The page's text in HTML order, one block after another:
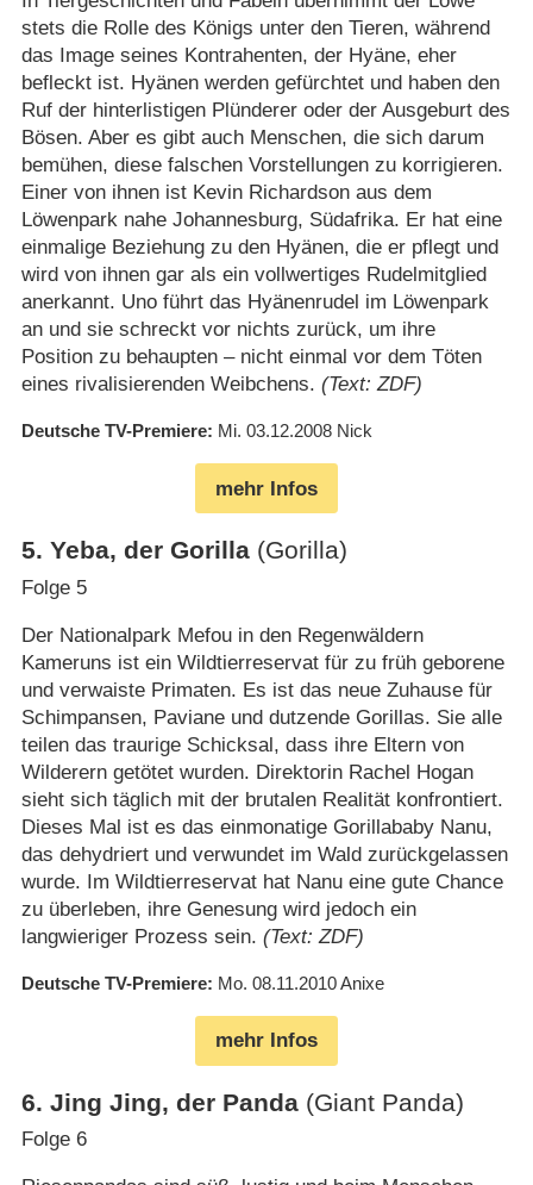
stets die Rolle des Königs unter den Tieren, während
das Image seines Kontrahenten, der Hyäne, eher
befleckt ist. Hyänen werden gefürchtet und haben den
Ruf der hinterlistigen Plünderer oder der Ausgeburt des
Bösen. Aber es gibt auch Menschen, die sich darum
bemühen, diese falschen Vorstellungen zu korrigieren.
Einer von ihnen ist Kevin Richardson aus dem
Löwenpark nahe Johannesburg, Südafrika. Er hat eine
einmalige Beziehung zu den Hyänen, die er pflegt und
wird von ihnen gar als ein vollwertiges Rudelmitglied
anerkannt. Uno führt das Hyänenrudel im Löwenpark
an und sie schreckt vor nichts zurück, um ihre
Position zu behaupten – nicht einmal vor dem Töten
eines rivalisierenden Weibchens. (Text: ZDF)
Deutsche TV-Premiere Mi. 03.12.2008 Nick
mehr Infos
5. Yeba, der Gorilla (Gorilla)
Folge 5
Der Nationalpark Mefou in den Regenwäldern
Kameruns ist ein Wildtierreservat für zu früh geborene
und verwaiste Primaten. Es ist das neue Zuhause für
Schimpansen, Paviane und dutzende Gorillas. Sie alle
teilen das traurige Schicksal, dass ihre Eltern von
Wilderern getötet wurden. Direktorin Rachel Hogan
sieht sich täglich mit der brutalen Realität konfrontiert.
Dieses Mal ist es das einmonatige Gorillababy Nanu,
das dehydriert und verwundet im Wald zurückgelassen
wurde. Im Wildtierreservat hat Nanu eine gute Chance
zu überleben, ihre Genesung wird jedoch ein
langwieriger Prozess sein. (Text: ZDF)
Deutsche TV-Premiere Mo. 08.11.2010Anixe
mehr Infos
6. Jing Jing, der Panda (Giant Panda)
Folge 6